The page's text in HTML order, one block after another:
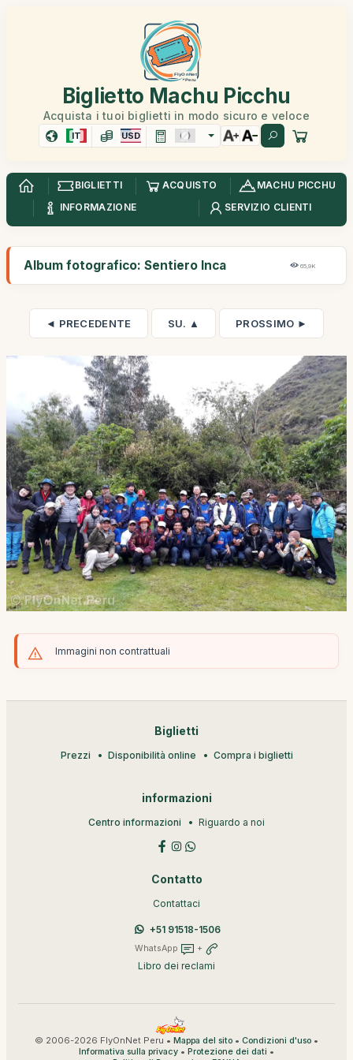
Biglietto Machu Picchu
Acquista i tuoi biglietti in modo sicuro e veloce
IT USD
BIGLIETTI ACQUISTO
MACHU PICCHU
INFORMAZIONE
SERVIZIO CLIENTI
Album fotografico: Sentiero Inca 65,9K
◄ PRECEDENTE SU. ▲ PROSSIMO ►
Immagini non contrattuali
Biglietti
Prezzi Disponibilità online Compra i biglietti
informazioni
Centro informazioni Riguardo a noi
Contatto
Contattaci
+51 91518-1506
WhatsApp +
Libro dei reclami
© 2006-2026 FlyOnNet Peru • Mappa del sito • Condizioni d'uso •
Informativa sulla privacy • Protezione dei dati •